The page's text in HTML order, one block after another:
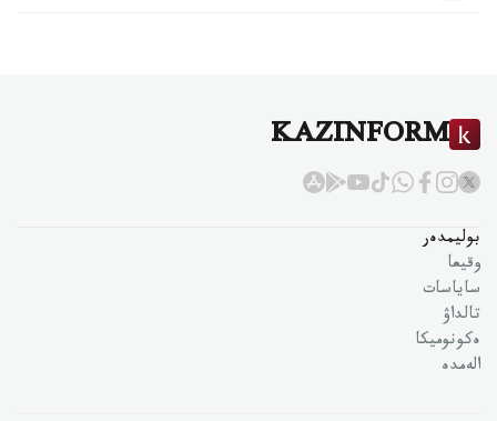
KAZINFORM
بوليمدەر
وقيعا
ساياسات
تالداۋ
ەكونوميكا
الەمدە